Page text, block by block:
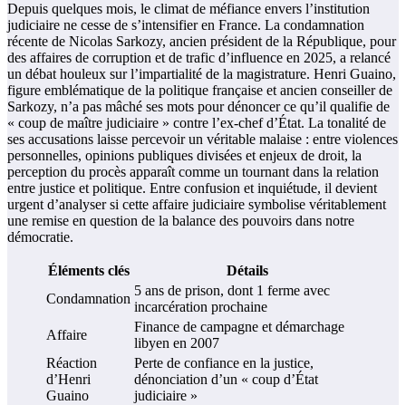
Depuis quelques mois, le climat de méfiance envers l’institution
judiciaire ne cesse de s’intensifier en France. La condamnation
récente de Nicolas Sarkozy, ancien président de la République, pour
des affaires de corruption et de trafic d’influence en 2025, a relancé
un débat houleux sur l’impartialité de la magistrature. Henri Guaino,
figure emblématique de la politique française et ancien conseiller de
Sarkozy, n’a pas mâché ses mots pour dénoncer ce qu’il qualifie de
« coup de maître judiciaire » contre l’ex-chef d’État. La tonalité de
ses accusations laisse percevoir un véritable malaise : entre violences
personnelles, opinions publiques divisées et enjeux de droit, la
perception du procès apparaît comme un tournant dans la relation
entre justice et politique. Entre confusion et inquiétude, il devient
urgent d’analyser si cette affaire judiciaire symbolise véritablement
une remise en question de la balance des pouvoirs dans notre
démocratie.
Éléments clés
Détails
Condamnation
5 ans de prison, dont 1 ferme avec
incarcération prochaine
Affaire
Finance de campagne et démarchage
libyen en 2007
Réaction
d’Henri
Guaino
Perte de confiance en la justice,
dénonciation d’un « coup d’État
judiciaire »